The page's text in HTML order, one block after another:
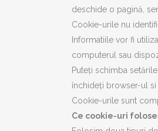
deschide o pagină,
Cookie-urile nu
Informatiile vor fi
computerul sau
Puteți schimba
închideți browser-ul si
Cookie-urile sunt
Ce cookie-uri